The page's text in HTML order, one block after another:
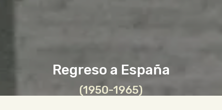
Regreso a España
(1950-1965)